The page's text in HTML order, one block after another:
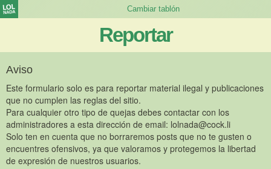
Reportar
Aviso
Este formulario solo es para reportar material ilegal y publicaciones
que no cumplen las reglas del sitio.
Para cualquier otro tipo de quejas debes contactar con los
administradores a esta dirección de email: lolnada@cock.li
Solo ten en cuenta que no borraremos posts que no te gusten o
encuentres ofensivos, ya que valoramos y protegemos la libertad
de expresión de nuestros usuarios.